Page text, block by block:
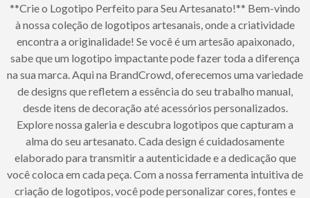
**Crie o Logotipo Perfeito para Seu Artesanato!** Bem-vindo
à nossa coleção de logotipos artesanais, onde a criatividade
encontra a originalidade! Se você é um artesão apaixonado,
sabe que um logotipo impactante pode fazer toda a diferença
na sua marca. Aqui na BrandCrowd, oferecemos uma variedade
de designs que refletem a essência do seu trabalho manual,
desde itens de decoração até acessórios personalizados.
Explore nossa galeria e descubra logotipos que capturam a
alma do seu artesanato. Cada design é cuidadosamente
elaborado para transmitir a autenticidade e a dedicação que
você coloca em cada peça. Com a nossa ferramenta intuitiva de
criação de logotipos, você pode personalizar cores, fontes e